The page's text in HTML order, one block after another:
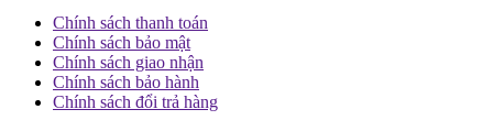
Chính sách thanh toán
Chính sách bảo mật
Chính sách giao nhận
Chính sách bảo hành
Chính sách đổi trả hàng